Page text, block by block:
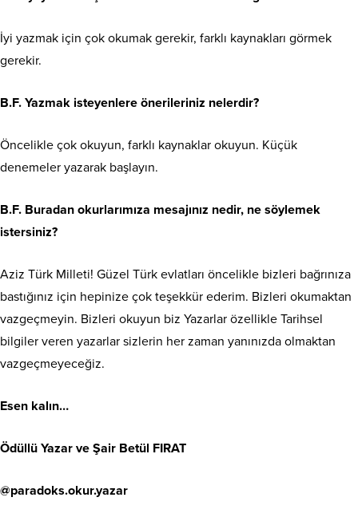
İyi yazmak için çok okumak gerekir, farklı kaynakları görmek
gerekir.
B.F. Yazmak isteyenlere önerileriniz nelerdir?
Öncelikle çok okuyun, farklı kaynaklar okuyun. Küçük
denemeler yazarak başlayın.
B.F. Buradan okurlarımıza mesajınız nedir, ne söylemek
istersiniz?
Aziz Türk Milleti! Güzel Türk evlatları öncelikle bizleri bağrınıza
bastığınız için hepinize çok teşekkür ederim. Bizleri okumaktan
vazgeçmeyin. Bizleri okuyun biz Yazarlar özellikle Tarihsel
bilgiler veren yazarlar sizlerin her zaman yanınızda olmaktan
vazgeçmeyeceğiz.
Esen kalın…
Ödüllü Yazar ve Şair Betül FIRAT
@paradoks.okur.yazar